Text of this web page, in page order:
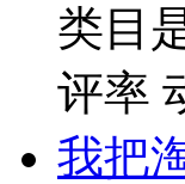
类目
评率
我把